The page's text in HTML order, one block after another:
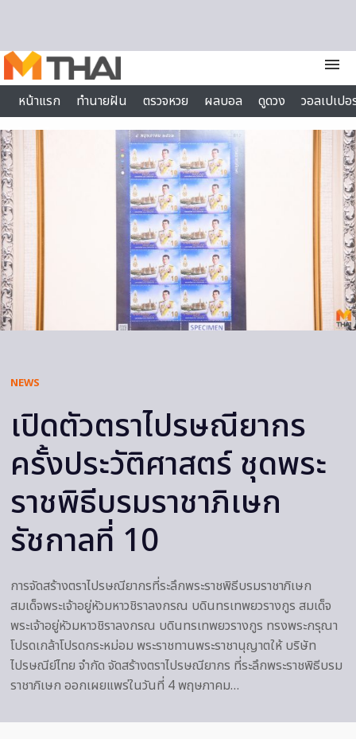
menu
หน้าแรก
ทำนายฝัน ตรวจหวย ผลบอล ดูดวง
วอลเปเป
ไลฟ์สไตล์
NEWS
เปิดตัวตราไปรษณียากร
ครั้งประวัติศาสตร์ ชุดพระ
ราชพิธีบรมราชาภิเษก
รัชกาลที่ 10
การจัดสร้างตราไปรษณียากรที่ระลึกพระราชพิธีบรมราชาภิเษก
สมเด็จพระเจ้าอยู่หัวมหาวชิราลงกรณ บดินทรเทพยวรางกูร สมเด็จ
พระเจ้าอยู่หัวมหาวชิราลงกรณ บดินทรเทพยวรางกูร ทรงพระกรุณา
โปรดเกล้าโปรดกระหม่อม พระราชทานพระราชานุญาตให้ บริษัท
ไปรษณีย์ไทย จำกัด จัดสร้างตราไปรษณียากร ที่ระลึกพระราชพิธีบรม
ราชาภิเษก ออกเผยแพร่ในวันที่ 4 พฤษภาคม…